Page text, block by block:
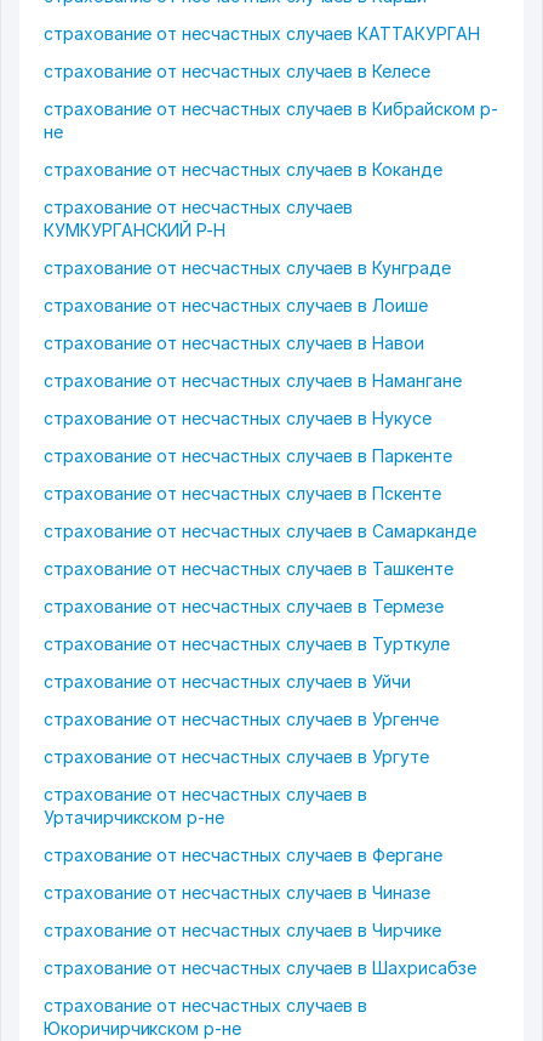
страхование от несчастных случаев КАТТАКУРГАН
страхование от несчастных случаев в Келесе
страхование от несчастных случаев в Кибрайском р-
не
страхование от несчастных случаев в Коканде
страхование от несчастных случаев
КУМКУРГАНСКИЙ Р-Н
страхование от несчастных случаев в Кунграде
страхование от несчастных случаев в Лоише
страхование от несчастных случаев в Навои
страхование от несчастных случаев в Намангане
страхование от несчастных случаев в Нукусе
страхование от несчастных случаев в Паркенте
страхование от несчастных случаев в Пскенте
страхование от несчастных случаев в Самарканде
страхование от несчастных случаев в Ташкенте
страхование от несчастных случаев в Термезе
страхование от несчастных случаев в Турткуле
страхование от несчастных случаев в Уйчи
страхование от несчастных случаев в Ургенче
страхование от несчастных случаев в Ургуте
страхование от несчастных случаев в
Уртачирчикском р-не
страхование от несчастных случаев в Фергане
страхование от несчастных случаев в Чиназе
страхование от несчастных случаев в Чирчике
страхование от несчастных случаев в Шахрисабзе
страхование от несчастных случаев в
Юкоричирчикском р-не